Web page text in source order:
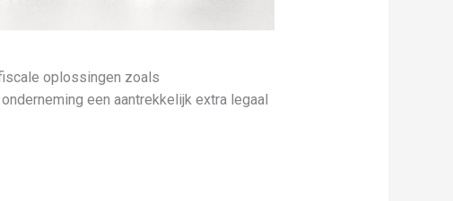
oplossingen zoals
een aantrekkelijk extra legaal